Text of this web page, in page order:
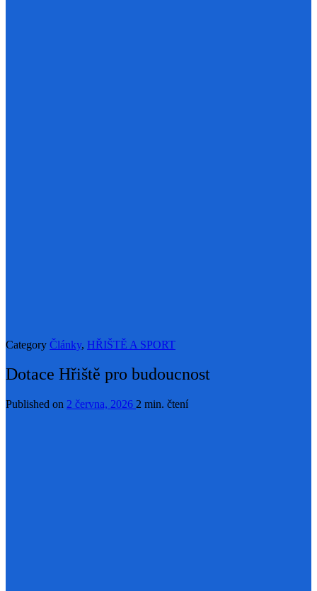
Category Články, HŘIŠTĚ A SPORT
Dotace Hřiště pro budoucnost
Published on 2 června, 2026 2 min. čtení